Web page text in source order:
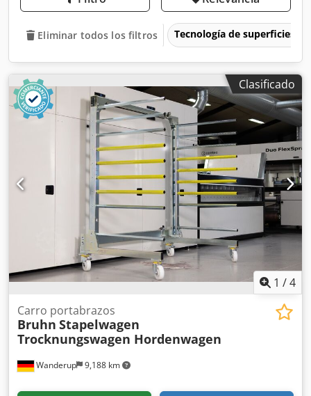
Eliminar todos los filtros Tecnología de superficies
Clasificado
1 /4
Wanderup 9,188 km
Carro portabrazos
Bruhn Stapelwagen
Trocknungswagen Hordenwagen